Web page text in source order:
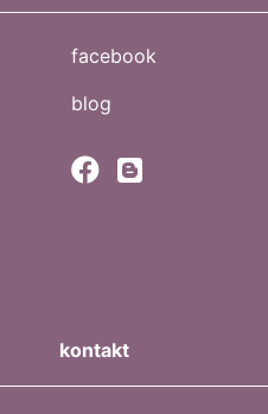
facebook
blog
kontakt